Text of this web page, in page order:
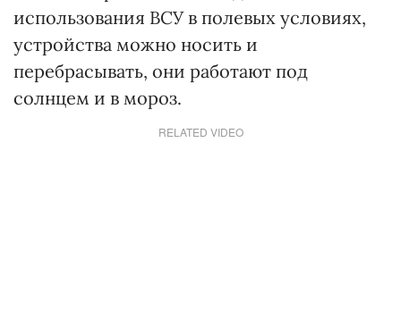
использования ВСУ в полевых условиях,
устройства можно носить и
перебрасывать, они работают под
солнцем и в мороз.
RELATED VIDEO